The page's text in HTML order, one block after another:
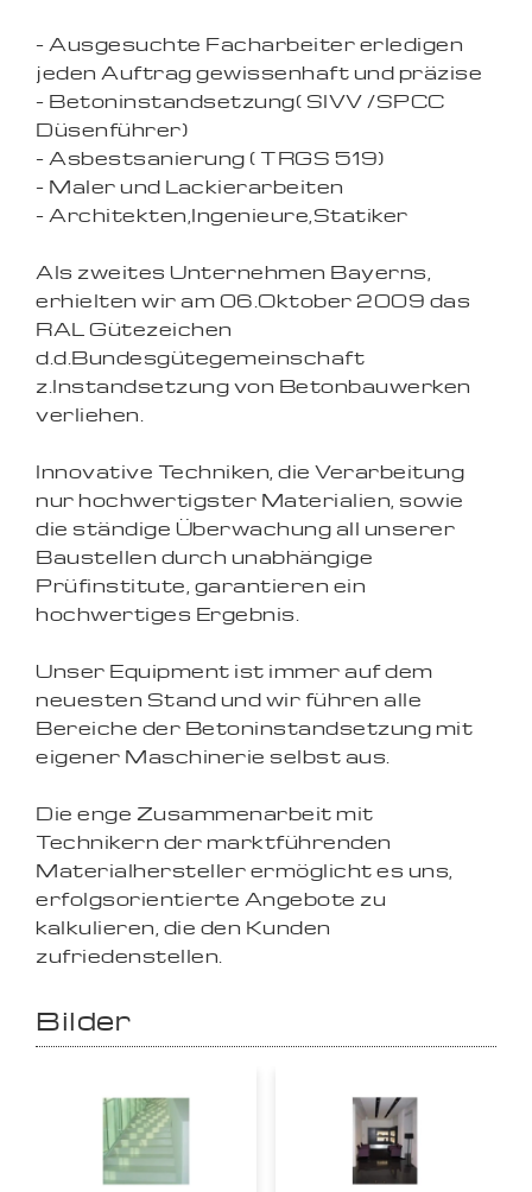
- Ausgesuchte Facharbeiter erledigen
jeden Auftrag gewissenhaft und präzise
- Betoninstandsetzung( SIVV /SPCC
Düsenführer)
- Asbestsanierung ( TRGS 519)
- Maler und Lackierarbeiten
- Architekten,Ingenieure,Statiker
Als zweites Unternehmen Bayerns,
erhielten wir am 06.Oktober 2009 das
RAL Gütezeichen
d.d.Bundesgütegemeinschaft
z.Instandsetzung von Betonbauwerken
verliehen.
Innovative Techniken, die Verarbeitung
nur hochwertigster Materialien, sowie
die ständige Überwachung all unserer
Baustellen durch unabhängige
Prüfinstitute, garantieren ein
hochwertiges Ergebnis.
Unser Equipment ist immer auf dem
neuesten Stand und wir führen alle
Bereiche der Betoninstandsetzung mit
eigener Maschinerie selbst aus.
Die enge Zusammenarbeit mit
Technikern der marktführenden
Materialhersteller ermöglicht es uns,
erfolgsorientierte Angebote zu
kalkulieren, die den Kunden
zufriedenstellen.
Bilder